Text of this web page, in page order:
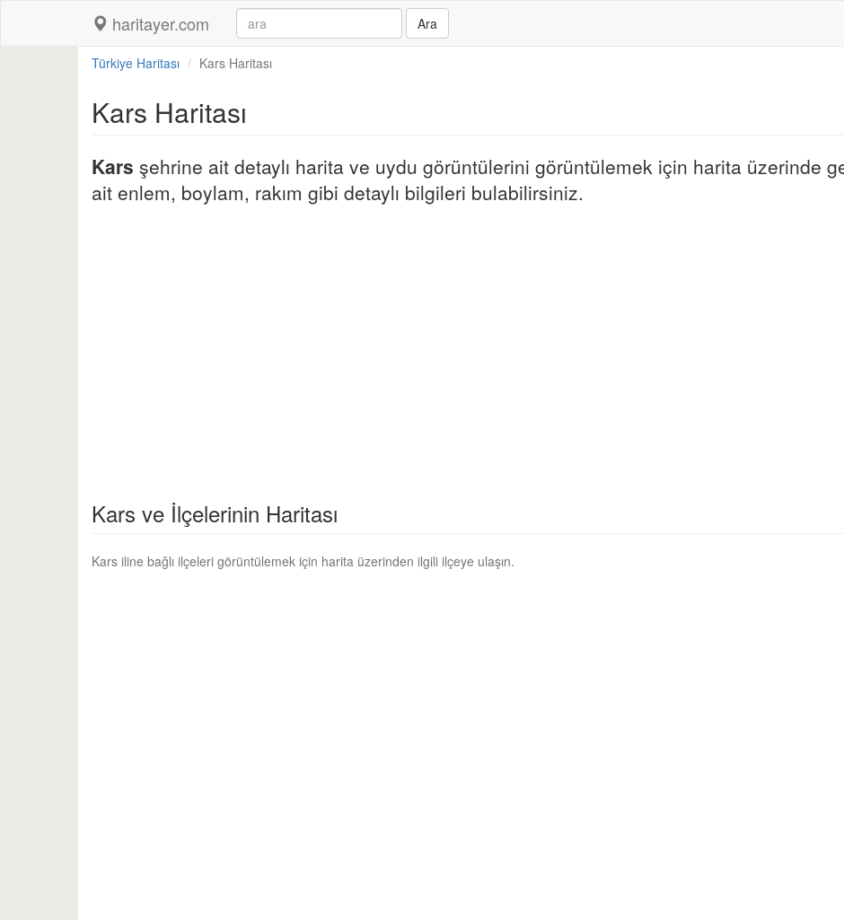
haritayer.com Ara
Türkiye Haritası Kars Haritası
Kars Haritası
Kars şehrine ait detaylı harita ve uydu görüntülerini görüntülemek için harita üzerinde
ait enlem, boylam, rakım gibi detaylı bilgileri bulabilirsiniz.
Kars ve İlçelerinin Haritası
Kars iline bağlı ilçeleri görüntülemek için harita üzerinden ilgili ilçeye ulaşın.